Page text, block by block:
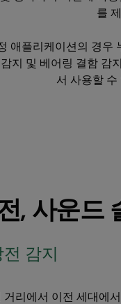
를
애플리케이션의 경우
지 및 베어링 결함 감
서 사용할
, 사운드
감지
리에서 이전 세대에